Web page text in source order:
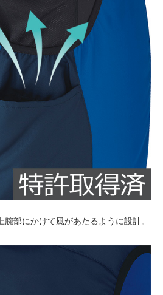
部にかけて風があたるように設計。